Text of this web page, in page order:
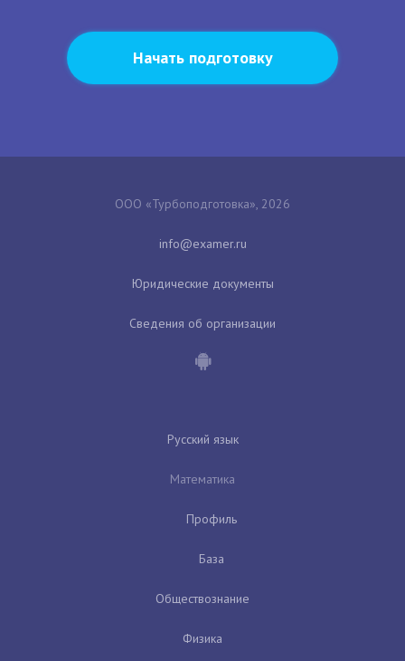
Начать подготовку
ООО «Турбоподготовка», 2026
Юридические документы
Сведения об организации
Русский язык
Математика
Профиль
База
Обществознание
Физика